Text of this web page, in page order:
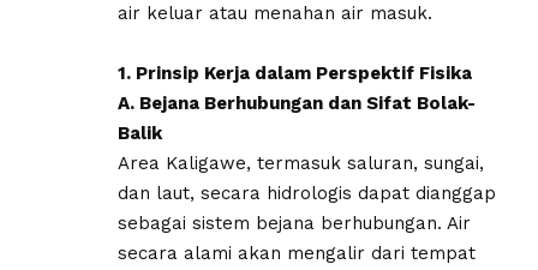
air keluar atau menahan air masuk.
​1. Prinsip Kerja dalam Perspektif Fisika
​A. Bejana Berhubungan dan Sifat Bolak-
Balik
​Area Kaligawe, termasuk saluran, sungai,
dan laut, secara hidrologis dapat dianggap
sebagai sistem bejana berhubungan. Air
secara alami akan mengalir dari tempat